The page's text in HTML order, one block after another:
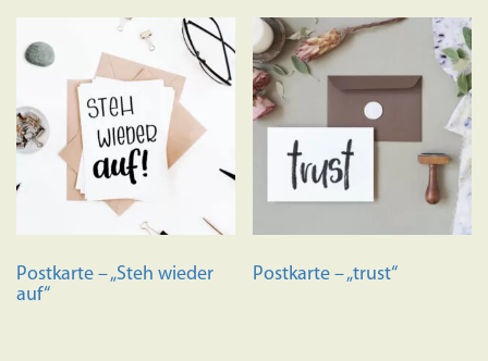
Postkarte – „Steh wieder
auf“
Postkarte – „trust“